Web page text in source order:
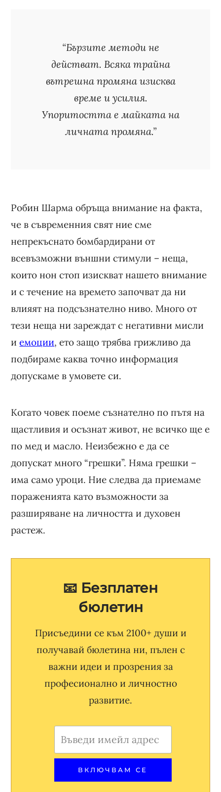
“Бързите методи не
действат. Всяка трайна
вътрешна промяна изисква
време и усилия.
Упоритостта е майката на
личната промяна.”
Робин Шарма обръща внимание на факта,
че в съвременния свят ние сме
непрекъснато бомбардирани от
всевъзможни външни стимули – неща,
които нон стоп изискват нашето внимание
и с течение на времето започват да ни
влияят на подсъзнателно ниво. Много от
тези неща ни зареждат с негативни мисли
иемоции, ето защо трябва грижливо да
подбираме каква точно информация
допускаме в умовете си.
Когато човек поеме съзнателно по пътя на
щастливия и осъзнат живот, не всичко ще е
по мед и масло. Неизбежно е да се
допускат много “грешки”. Няма грешки –
има само уроци. Ние следва да приемаме
пораженията като възможности за
разширяване на личността и духовен
растеж.
📧 Безплатен
бюлетин
Присъедини се към 2100+ души и
получавай бюлетина ни, пълен с
важни идеи и прозрения за
професионално и личностно
развитие.